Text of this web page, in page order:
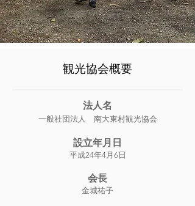
観光協会概要
法人名
一般社団法人 南大東村観光協会
設立年月日
平成24年4月6日
会長
金城祐子